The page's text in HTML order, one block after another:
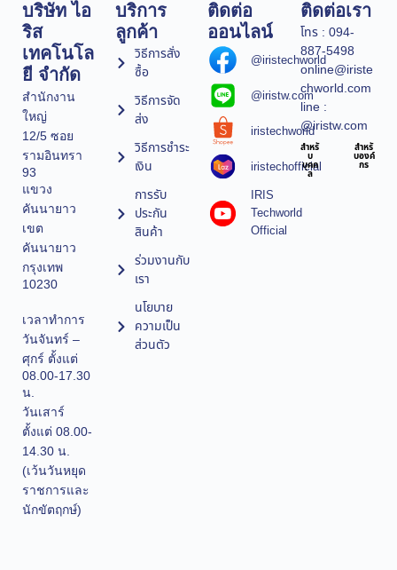
บริษัท ไอ
ริส
เทคโนโล
ยี จำกัด
สำนักงาน
ใหญ่
12/5 ซอย
รามอินทรา
93
แขวง
คันนายาว
เขต
คันนายาว
กรุงเทพ
10230
เวลาทำการ
วันจันทร์ –
ศุกร์ ตั้งแต่
08.00-17.30
น.
วันเสาร์
ตั้งแต่ 08.00-
14.30 น.
(เว้นวันหยุด
ราชการและ
นักขัตฤกษ์)
บริการ
ลูกค้า
วิธีการสั่ง
ซื้อ
วิธีการจัด
ส่ง
วิธีการชำระ
เงิน
การรับ
ประกัน
สินค้า
ร่วมงานกับ
เรา
นโยบาย
ความเป็น
ส่วนตัว
ติดต่อ
ออนไลน์
@iristechworld
@iristw.com
iristechworld
iristechofficial
IRIS
Techworld
Official
ติดต่อเรา
โทร : 094-
887-5498
online@iriste
chworld.com
line :
@iristw.com
สำหรั
บ
บุคค
ล
สำหรั
บองค์
กร